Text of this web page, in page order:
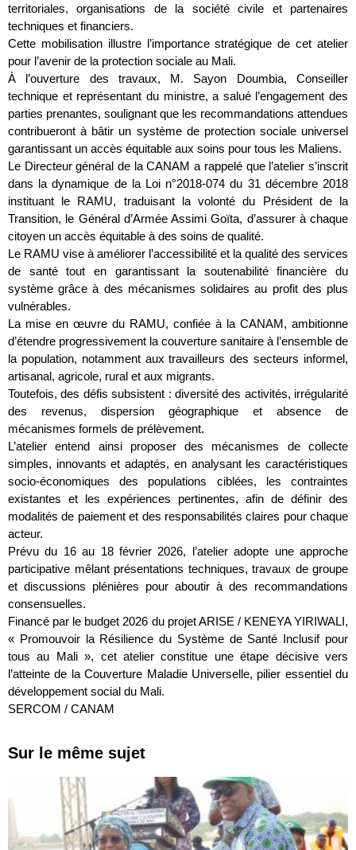
territoriales, organisations de la société civile et partenaires
techniques et financiers.
Cette mobilisation illustre l’importance stratégique de cet atelier
pour l’avenir de la protection sociale au Mali.
À l’ouverture des travaux, M. Sayon Doumbia, Conseiller
technique et représentant du ministre, a salué l’engagement des
parties prenantes, soulignant que les recommandations attendues
contribueront à bâtir un système de protection sociale universel
garantissant un accès équitable aux soins pour tous les Maliens.
Le Directeur général de la CANAM a rappelé que l’atelier s’inscrit
dans la dynamique de la Loi n°2018-074 du 31 décembre 2018
instituant le RAMU, traduisant la volonté du Président de la
Transition, le Général d’Armée Assimi Goïta, d’assurer à chaque
citoyen un accès équitable à des soins de qualité.
Le RAMU vise à améliorer l’accessibilité et la qualité des services
de santé tout en garantissant la soutenabilité financière du
système grâce à des mécanismes solidaires au profit des plus
vulnérables.
La mise en œuvre du RAMU, confiée à la CANAM, ambitionne
d’étendre progressivement la couverture sanitaire à l’ensemble de
la population, notamment aux travailleurs des secteurs informel,
artisanal, agricole, rural et aux migrants.
Toutefois, des défis subsistent : diversité des activités, irrégularité
des revenus, dispersion géographique et absence de
mécanismes formels de prélèvement.
L’atelier entend ainsi proposer des mécanismes de collecte
simples, innovants et adaptés, en analysant les caractéristiques
socio-économiques des populations ciblées, les contraintes
existantes et les expériences pertinentes, afin de définir des
modalités de paiement et des responsabilités claires pour chaque
acteur.
Prévu du 16 au 18 février 2026, l’atelier adopte une approche
participative mêlant présentations techniques, travaux de groupe
et discussions plénières pour aboutir à des recommandations
consensuelles.
Financé par le budget 2026 du projet ARISE / KENEYA YIRIWALI,
« Promouvoir la Résilience du Système de Santé Inclusif pour
tous au Mali », cet atelier constitue une étape décisive vers
l’atteinte de la Couverture Maladie Universelle, pilier essentiel du
développement social du Mali.
SERCOM / CANAM
Sur le même sujet